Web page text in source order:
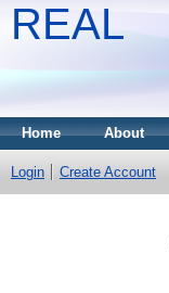
REAL
Home About
Login Create Account